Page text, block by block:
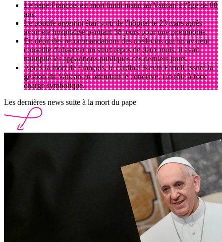
Le pape François est mort lundi matin au Vatican à l'âge de 88
ans.
Le pontife argentin était sorti de l'hôpital le 23 mars après
avoir été hospitalisé pendant 38 jours pour une pneumonie.
En dépit des recommandations des médecins qui lui avaient
conseillé d'observer un strict repos de deux mois, il avait
multiplié les apparitions publiques ces derniers jours.
Après la mort de François, le cardinal Kevin Farrell assure la
gestion du Vatican en attendant le conclave. Un rôle à forte
charge symbolique.
Les dernières news suite à la mort du pape